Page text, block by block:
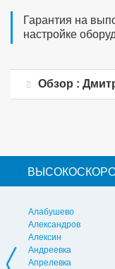
Гарантия на
настройке
Обзор :
Алабушево
Александров
Алексин
Андреевка
Апрелевка